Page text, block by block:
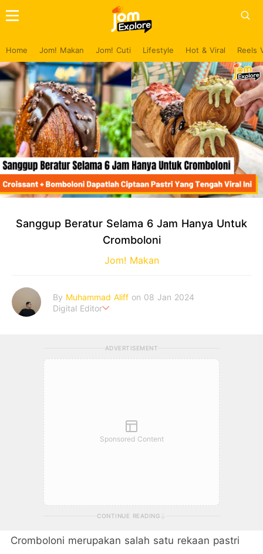
Home Jom! Makan Jom! Cuti Lifestyle Hot & Viral Reels
Sanggup Beratur Selama 6 Jam Hanya Untuk
Cromboloni
Jom! Makan
By Muhammad Aliff on 08 Jan 2024
Digital Editor
ADVERTISEMENT
Sponsored Content
CONTINUE READING
Cromboloni merupakan salah satu rekaan pastri